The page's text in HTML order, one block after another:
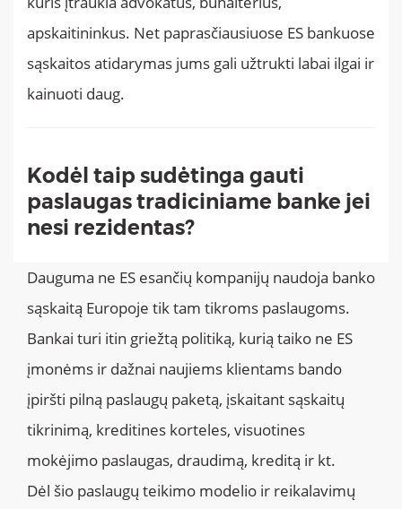
apskaitininkus. Net paprasčiausiuose ES bankuose
sąskaitos atidarymas jums gali užtrukti labai ilgai ir
kainuoti daug.
Kodėl taip sudėtinga gauti
paslaugas tradiciniame banke jei
nesi rezidentas?
Dauguma ne ES esančių kompanijų naudoja banko
sąskaitą Europoje tik tam tikroms paslaugoms.
Bankai turi itin griežtą politiką, kurią taiko ne ES
įmonėms ir dažnai naujiems klientams bando
įpiršti pilną paslaugų paketą, įskaitant sąskaitų
tikrinimą, kreditines korteles, visuotines
mokėjimo paslaugas, draudimą, kreditą ir kt.
Dėl šio paslaugų teikimo modelio ir reikalavimų